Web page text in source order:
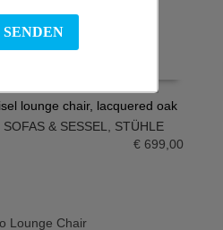
WARENKORB
lounge chair, lacquered oak
SOFAS & SESSEL, STÜHLE
€699,00